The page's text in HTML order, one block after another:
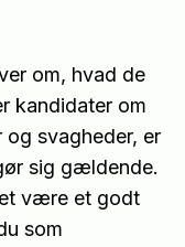
om, hvad de
kandidater om
svagheder, er
sig gældende.
være et godt
som